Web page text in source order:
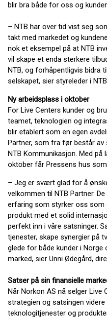
blir bra både for oss og
– NTB har over tid vist seg
takt med markedet og
nok et eksempel på at NTB
vil skape et enda sterkere
NTB, og forhåpentligvis bidra
selskapet, sier styreleder i
Ny arbeidsplass i oktober
For Live Centers kunder og
teamet, teknologien og
blir etablert som en egen
Partner, som fra før består av
NTB Kommunikasjon. Med
oktober får Pressens hus
– Jeg er svært glad for å
velkommen til NTB Partner.
erfaring som styrker oss som
produkt med et solid
perfekt inn i våre satsninger.
tjenester, skape synergier på
glede for både kunder i
marked, sier Unni Ødegård,
Satser på sin finansielle
Når Norkon AS nå selger Live
strategien og satsingen
teknologitjenester og